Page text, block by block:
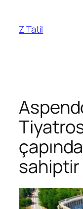
Z Tatil
sahiptir